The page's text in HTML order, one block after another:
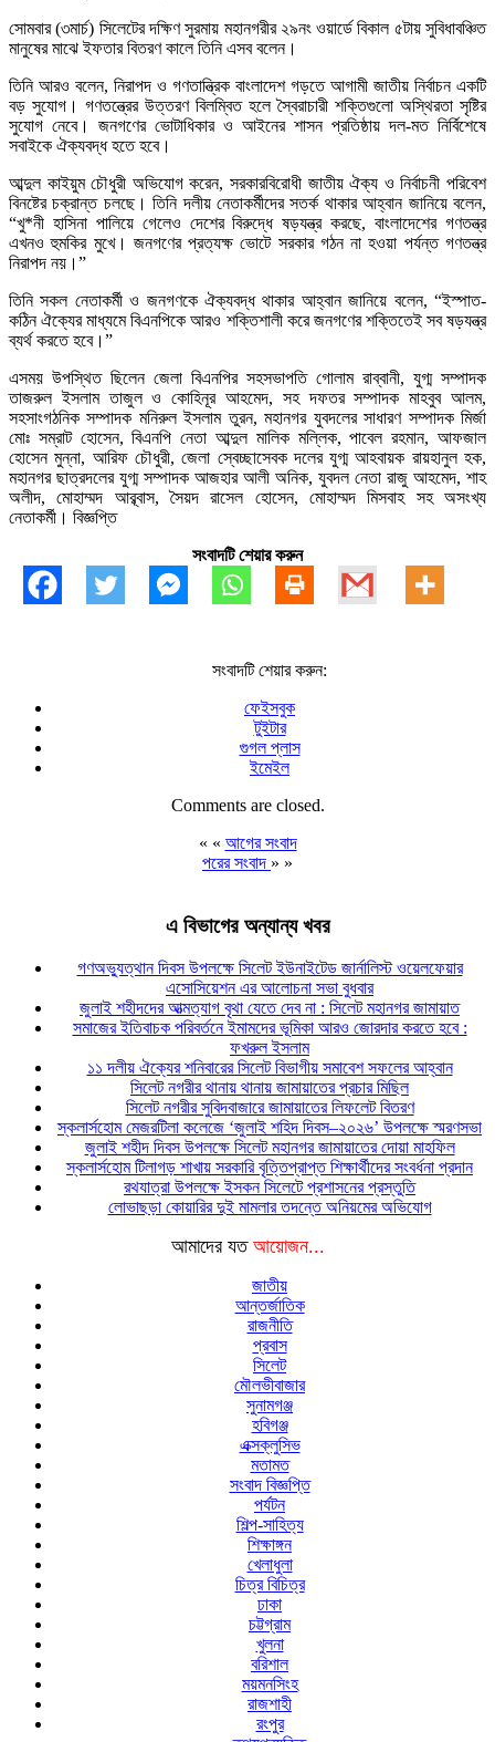
সোমবার (৩মার্চ) সিলেটের দক্ষিণ সুরমায় মহানগরীর ২৯নং ওয়ার্ডে বিকাল ৫টায় সুবিধাবঞ্চিত
মানুষের মাঝে ইফতার বিতরণ কালে তিনি এসব বলেন।
তিনি আরও বলেন, নিরাপদ ও গণতান্ত্রিক বাংলাদেশ গড়তে আগামী জাতীয় নির্বাচন একটি
বড় সুযোগ। গণতন্ত্রের উত্তরণ বিলম্বিত হলে স্বৈরাচারী শক্তিগুলো অস্থিরতা সৃষ্টির
সুযোগ নেবে। জনগণের ভোটাধিকার ও আইনের শাসন প্রতিষ্ঠায় দল-মত নির্বিশেষে
সবাইকে ঐক্যবদ্ধ হতে হবে।
আব্দুল কাইয়ুম চৌধুরী অভিযোগ করেন, সরকারবিরোধী জাতীয় ঐক্য ও নির্বাচনী পরিবেশ
বিনষ্টের চক্রান্ত চলছে। তিনি দলীয় নেতাকর্মীদের সতর্ক থাকার আহ্বান জানিয়ে বলেন,
“খু*নী হাসিনা পালিয়ে গেলেও দেশের বিরুদ্ধে ষড়যন্ত্র করছে, বাংলাদেশের গণতন্ত্র
এখনও হুমকির মুখে। জনগণের প্রত্যক্ষ ভোটে সরকার গঠন না হওয়া পর্যন্ত গণতন্ত্র
নিরাপদ নয়।”
তিনি সকল নেতাকর্মী ও জনগণকে ঐক্যবদ্ধ থাকার আহ্বান জানিয়ে বলেন, “ইস্পাত-
কঠিন ঐক্যের মাধ্যমে বিএনপিকে আরও শক্তিশালী করে জনগণের শক্তিতেই সব ষড়যন্ত্র
ব্যর্থ করতে হবে।”
এসময় উপস্থিত ছিলেন জেলা বিএনপির সহসভাপতি গোলাম রাব্বানী, যুগ্ম সম্পাদক
তাজরুল ইসলাম তাজুল ও কোহিনূর আহমেদ, সহ দফতর সম্পাদক মাহবুব আলম,
সহসাংগঠনিক সম্পাদক মনিরুল ইসলাম তুরন, মহানগর যুবদলের সাধারণ সম্পাদক মির্জা
মোঃ সম্রাট হোসেন, বিএনপি নেতা আব্দুল মালিক মল্লিক, পাবেল রহমান, আফজাল
হোসেন মুন্না, আরিফ চৌধুরী, জেলা স্বেচ্ছাসেবক দলের যুগ্ম আহবায়ক রায়হানুল হক,
মহানগর ছাত্রদলের যুগ্ম সম্পাদক আজহার আলী অনিক, যুবদল নেতা রাজু আহমেদ, শাহ
অলীদ, মোহাম্মদ আব্ব্বাস, সৈয়দ রাসেল হোসেন, মোহাম্মদ মিসবাহ সহ অসংখ্য
নেতাকর্মী। বিজ্ঞপ্তি
সংবাদটি শেয়ার করুন
সংবাদটি শেয়ার করুন:
ফেইসবুক
টুইটার
গুগল প্লাস
ইমেইল
Comments are closed.
« « আগের সংবাদ
পরের সংবাদ » »
এ বিভাগের অন্যান্য খবর
গণঅভ্যুত্থান দিবস উপলক্ষে সিলেট ইউনাইটেড জার্নালিস্ট ওয়েলফেয়ার
এসোসিয়েশন এর আলোচনা সভা বুধবার
জুলাই শহীদদের আত্মত্যাগ বৃথা যেতে দেব না : সিলেট মহানগর জামায়াত
সমাজের ইতিবাচক পরিবর্তনে ইমামদের ভূমিকা আরও জোরদার করতে হবে :
ফখরুল ইসলাম
১১ দলীয় ঐক্যের শনিবারের সিলেট বিভাগীয় সমাবেশ সফলের আহ্বান
সিলেট নগরীর থানায় থানায় জামায়াতের প্রচার মিছিল
সিলেট নগরীর সুবিদবাজারে জামায়াতের লিফলেট বিতরণ
স্কলার্সহোম মেজরটিলা কলেজে ‘জুলাই শহিদ দিবস–২০২৬’ উপলক্ষে স্মরণসভা
জুলাই শহীদ দিবস উপলক্ষে সিলেট মহানগর জামায়াতের দোয়া মাহফিল
স্কলার্সহোম টিলাগড় শাখায় সরকারি বৃত্তিপ্রাপ্ত শিক্ষার্থীদের সংবর্ধনা প্রদান
রথযাত্রা উপলক্ষে ইসকন সিলেটে প্রশাসনের প্রস্তুতি
লোভাছড়া কোয়ারির দুই মামলার তদন্তে অনিয়মের অভিযোগ
আমাদের যত আয়োজন...
জাতীয়
আন্তর্জাতিক
রাজনীতি
প্রবাস
সিলেট
মৌলভীবাজার
সুনামগঞ্জ
হবিগঞ্জ
এক্সক্লুসিভ
মতামত
সংবাদ বিজ্ঞপ্তি
পর্যটন
শিল্প-সাহিত্য
শিক্ষাঙ্গন
খেলাধুলা
চিত্র বিচিত্র
ঢাকা
চট্টগ্রাম
খুলনা
বরিশাল
ময়মনসিংহ
রাজশাহী
রংপুর